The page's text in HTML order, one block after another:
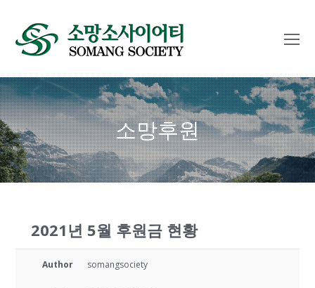
소망후원
2021년 5월 후원금 현황
Author somangsociety